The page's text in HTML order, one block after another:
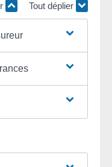
Tout déplier